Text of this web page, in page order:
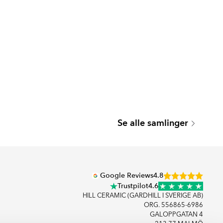
Se alle samlinger
Google Reviews4.8
Trustpilot4.6
HILL CERAMIC (GARDHILL I SVERIGE AB)
ORG. 556865-6986
GALOPPGATAN 4